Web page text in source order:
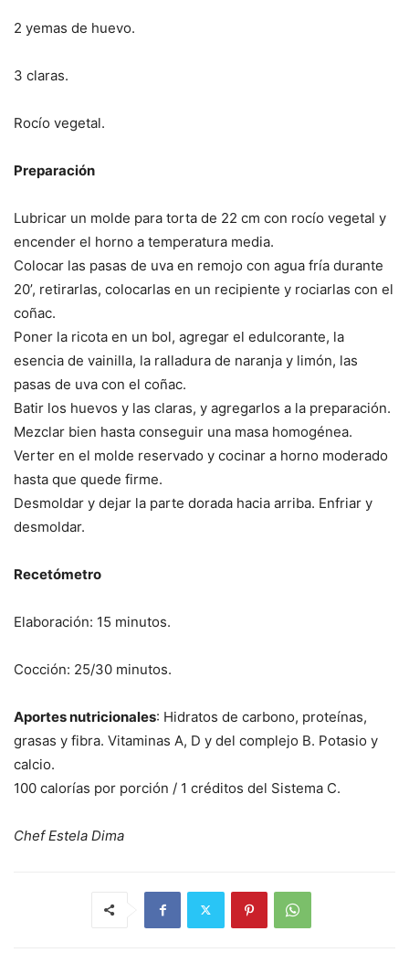
2 yemas de huevo.
3 claras.
Rocío vegetal.
Preparación
Lubricar un molde para torta de 22 cm con rocío vegetal y
encender el horno a temperatura media.
Colocar las pasas de uva en remojo con agua fría durante
20’, retirarlas, colocarlas en un recipiente y rociarlas con el
coñac.
Poner la ricota en un bol, agregar el edulcorante, la
esencia de vainilla, la ralladura de naranja y limón, las
pasas de uva con el coñac.
Batir los huevos y las claras, y agregarlos a la preparación.
Mezclar bien hasta conseguir una masa homogénea.
Verter en el molde reservado y cocinar a horno moderado
hasta que quede firme.
Desmoldar y dejar la parte dorada hacia arriba. Enfriar y
desmoldar.
Recetómetro
Elaboración: 15 minutos.
Cocción: 25/30 minutos.
Aportes nutricionales: Hidratos de carbono, proteínas,
grasas y fibra. Vitaminas A, D y del complejo B. Potasio y
calcio.
100 calorías por porción / 1 créditos del Sistema C.
Chef Estela Dima